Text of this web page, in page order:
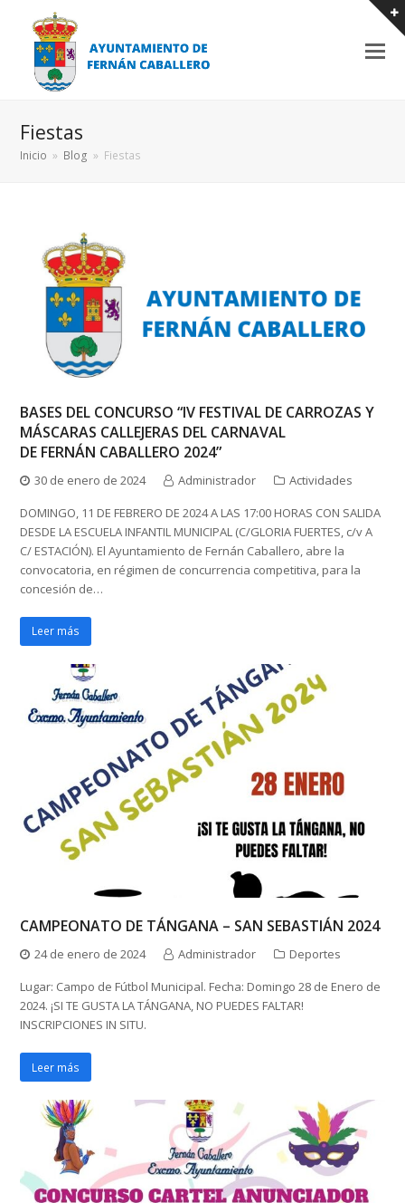
Fiestas
Inicio » Blog » Fiestas
BASES DEL CONCURSO “IV FESTIVAL DE CARROZAS Y
MÁSCARAS CALLEJERAS DEL CARNAVAL
DE FERNÁN CABALLERO 2024”
30 de enero de 2024 Administrador
Actividades
DOMINGO, 11 DE FEBRERO DE 2024 A LAS 17:00 HORAS CON SALIDA
DESDE LA ESCUELA INFANTIL MUNICIPAL (C/GLORIA FUERTES, c/v A
C/ ESTACIÓN). El Ayuntamiento de Fernán Caballero, abre la
convocatoria, en régimen de concurrencia competitiva, para la
concesión de…
Leer más
CAMPEONATO DE TÁNGANA – SAN SEBASTIÁN 2024
24 de enero de 2024 Administrador
Deportes
Lugar: Campo de Fútbol Municipal. Fecha: Domingo 28 de Enero de
2024. ¡SI TE GUSTA LA TÁNGANA, NO PUEDES FALTAR!
INSCRIPCIONES IN SITU.
Leer más